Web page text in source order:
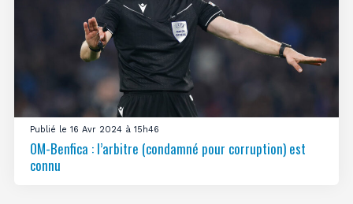
Publié le 16 Avr 2024 à 15h46
OM-Benfica : l’arbitre (condamné pour corruption) est
connu